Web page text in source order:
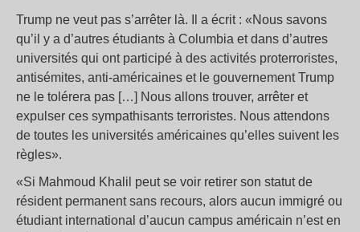
Trump ne veut pas s’arrêter là. Il a écrit : «Nous savons
qu’il y a d’autres étudiants à Columbia et dans d’autres
universités qui ont participé à des activités proterroristes,
antisémites, anti-américaines et le gouvernement Trump
ne le tolérera pas […] Nous allons trouver, arrêter et
expulser ces sympathisants terroristes. Nous attendons
de toutes les universités américaines qu’elles suivent les
règles».
«Si Mahmoud Khalil peut se voir retirer son statut de
résident permanent sans recours, alors aucun immigré ou
étudiant international d’aucun campus américain n’est en